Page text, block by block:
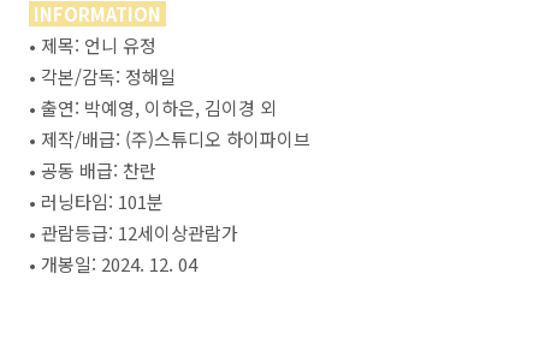
INFORMATION
• 제목: 언니 유정
• 각본/감독: 정해일
• 출연: 박예영, 이하은, 김이경 외
• 제작/배급: (주)스튜디오 하이파이브
• 공동 배급: 찬란
• 러닝타임: 101분
• 관람등급: 12세이상관람가
• 개봉일: 2024. 12. 04